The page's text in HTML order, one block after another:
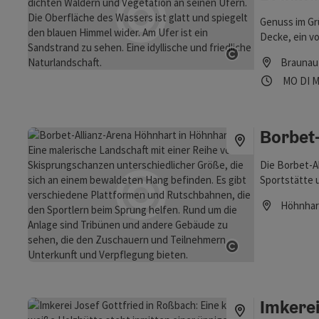
Sittinger
Leader-
werden.
Programm
zum
dann geht
Rundweg
Copyright
Genuss im
Decke, ein
gegenüber -
ein
MO DI
Die Borbet-
Sportstätte
bietet die
trainieren
ambitionierte